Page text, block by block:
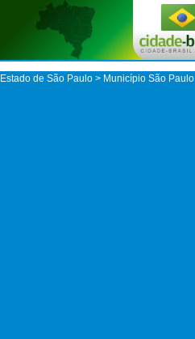
Estado de São Paulo > Município São Paulo